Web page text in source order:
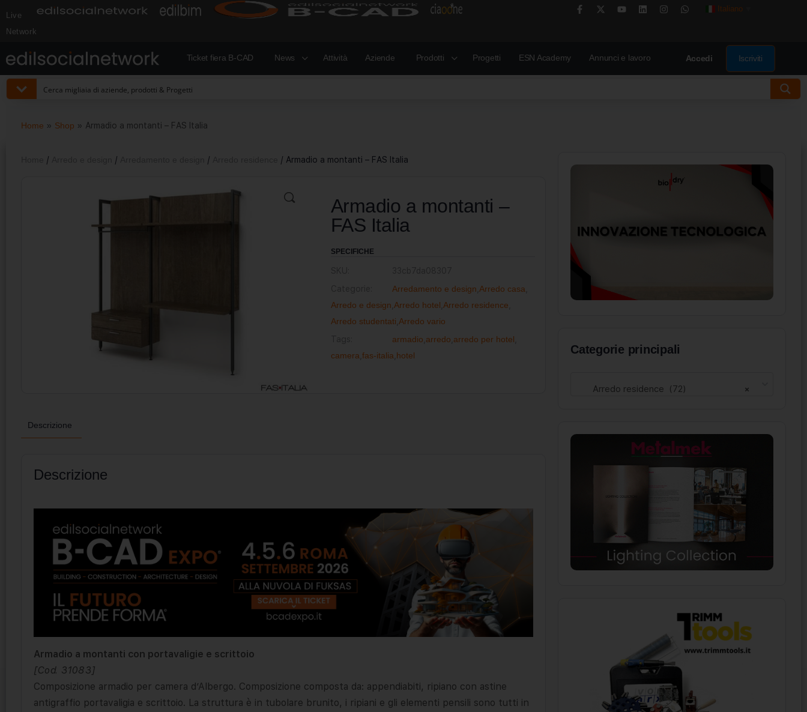
Live
Network
Italiano
Ticket fiera B-CAD News Attività Aziende Prodotti Progetti ESN Academy Annunci e lavoro Accedi Iscriviti
Home » Shop » Armadio a montanti – FAS Italia
/ / / / Armadio a montanti – FAS Italia
Armadio a montanti –
FAS Italia
SPECIFICHE
Arredamento e design Arredo casa
Arredo e design Arredo hotel Arredo residence
Arredo studentati Arredo vario
armadio arredo arredo per hotel
camera fas-italia hotel
Descrizione
Descrizione
Armadio a montanti con portavaligie e scrittoio
[Cod. 31083]
Composizione armadio per camera d’Albergo. Composizione composta da: appendiabiti, ripiano con astine
antigraffio portavaligia e scrittoio. La struttura è in tubolare brunito, i ripiani e gli elementi pensili sono tutti in
Categorie principali
×
Arredo residence (72)